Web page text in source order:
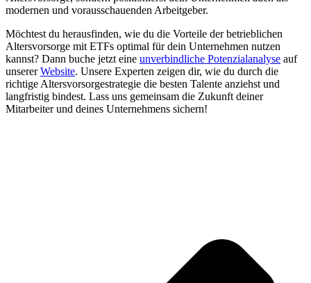
modernen und vorausschauenden Arbeitgeber.
Möchtest du herausfinden, wie du die Vorteile der betrieblichen
Altersvorsorge mit ETFs optimal für dein Unternehmen nutzen
kannst? Dann buche jetzt eine unverbindliche Potenzialanalyse auf
unsererWebsite. Unsere Experten zeigen dir, wie du durch die
richtige Altersvorsorgestrategie die besten Talente anziehst und
langfristig bindest. Lass uns gemeinsam die Zukunft deiner
Mitarbeiter und deines Unternehmens sichern!